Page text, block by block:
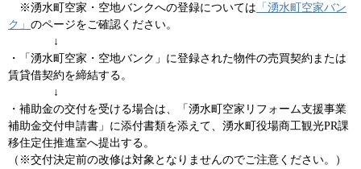
※湧水町空家・空地バンクへの登録については 「湧水町空家バン
ク」 のページをご確認ください。
↓
・「湧水町空家・空地バンク」に登録された物件の売買契約または
賃貸借契約を締結する。
↓
・補助金の交付を受ける場合は、「湧水町空家リフォーム支援事業
補助金交付申請書」に添付書類を添えて、湧水町役場商工観光PR課
移住定住推進室へ提出する。
（※交付決定前の改修は対象となりませんのでご注意ください。）